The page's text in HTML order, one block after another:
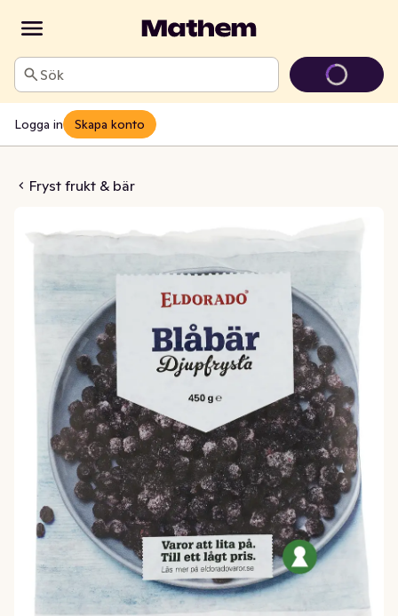
Sök
Logga in Skapa konto
Fryst frukt & bär
Frysta